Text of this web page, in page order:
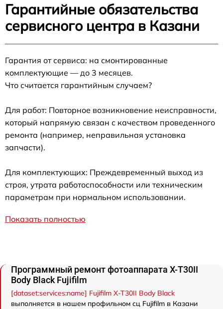
Гарантийные обязательства
сервисного центра в Казани
Гарантия от сервиса: на смонтированные
комплектующие — до 3 месяцев.
Что считается гарантийным случаем?
Для работ: Повторное возникновение неисправности,
который напрямую связан с качеством проведенного
ремонта (например, неправильная установка
запчасти).
Для комплектующих: Преждевременный выход из
строя, утрата работоспособности или техническим
параметрам при нормальном использовании.
Показать полностью
Программный ремонт фотоаппарата X-T30II
Body Black Fujifilm
[dataset:services:name] Fujifilm X-T30II Body Black
выполняется в нашем профильном сц Fujifilm в Казани